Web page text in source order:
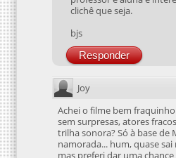
clichê que seja.
bjs
Responder
Joy
Achei o filme bem
sem surpresas, atores
trilha sonora? Só à base de
namorada... hum, quase
mas preferi dar uma